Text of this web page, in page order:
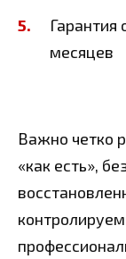
Гарантия
месяцев
Важно четко
«как есть»,